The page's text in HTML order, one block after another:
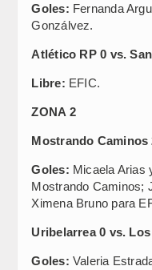
Goles: Fernanda
Gonzálvez.
Atlético RP 0 vs.
Libre: EFIC.
ZONA 2
Mostrando Caminos
Goles: Micaela Arias
Mostrando Caminos;
Ximena Bruno para
Uribelarrea 0 vs.
Goles: Valeria